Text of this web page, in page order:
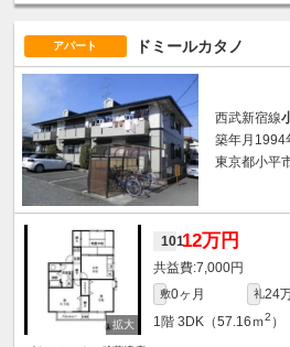
アパート ドミールカタノ
西武新宿線
築年月1994
東京都小平
10112万円
7,000円
敷0ヶ月 礼24
1階 3DK（57.16ｍ2 ）